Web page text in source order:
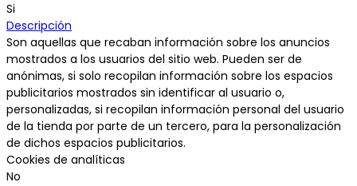
Si
Descripción
Son aquellas que recaban información sobre los anuncios
mostrados a los usuarios del sitio web. Pueden ser de
anónimas, si solo recopilan información sobre los espacios
publicitarios mostrados sin identificar al usuario o,
personalizadas, si recopilan información personal del usuario
de la tienda por parte de un tercero, para la personalización
de dichos espacios publicitarios.
Cookies de analíticas
No